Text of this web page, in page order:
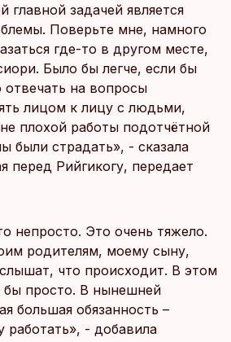
главной задачей является
Поверьте мне, намного
где-то в другом месте,
Было бы легче, если бы
отвечать на вопросы
лицом к лицу с людьми,
плохой работы подотчётной
были страдать», - сказала
перед Рийгикогу, передает
непросто. Это очень тяжело.
родителям, моему сыну,
что происходит. В этом
бы просто. В нынешней
большая обязанность –
работать», - добавила